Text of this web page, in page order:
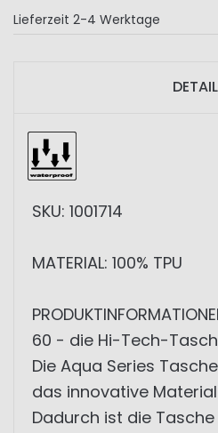
Lieferzeit 2-4 Werktage
SKU: 1001714
MATERIAL: 100% TPU
60 - die Hi-Tech-
Die Aqua Series
das innovative
Dadurch ist die